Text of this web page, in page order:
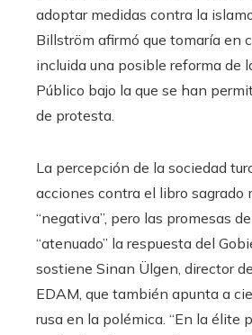
adoptar medidas contra la
Billström afirmó que tomaría en
incluida una posible reforma de
Público bajo la que se han
de protesta.
La percepción de la sociedad
acciones contra el libro sagrado
“negativa”, pero las promesas
“atenuado” la respuesta del
sostiene Sinan Ülgen, director
EDAM, que también apunta a
rusa en la polémica. “En la élite